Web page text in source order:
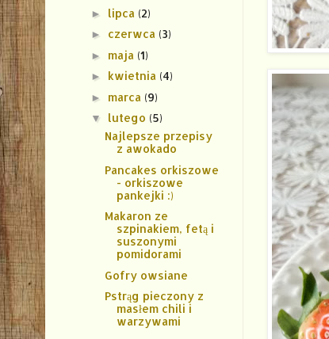
► lipca (2)
► czerwca (3)
► maja (1)
► kwietnia (4)
► marca (9)
▼ lutego (5)
Najlepsze przepisy
z awokado
Pancakes orkiszowe
- orkiszowe
pankejki :)
Makaron ze
szpinakiem, fetą i
suszonymi
pomidorami
Gofry owsiane
Pstrąg pieczony z
masłem chili i
warzywami